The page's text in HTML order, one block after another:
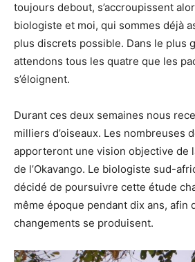
toujours debout, s’accroupissent
biologiste et moi, qui sommes déjà
plus discrets possible. Dans le plus
attendons tous les quatre que les
s’éloignent.
Durant ces deux semaines nous
milliers d’oiseaux. Les nombreuses
apporteront une vision objective de
de l’Okavango. Le biologiste sud-
décidé de poursuivre cette étude
même époque pendant dix ans, afin
changements se produisent.